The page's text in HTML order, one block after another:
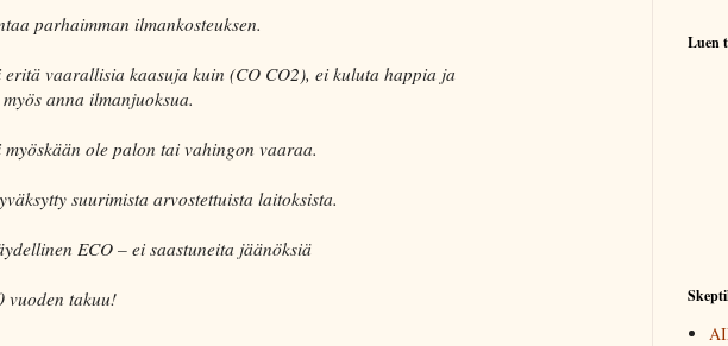
parhaimman ilmankosteuksen.
eritä vaarallisia kaasuja kuin (CO CO2), ei kuluta happia ja
anna ilmanjuoksua.
myöskään ole palon tai vahingon vaaraa.
suurimista arvostettuista laitoksista.
ECO – ei saastuneita jäänöksiä
vuoden takuu!
Luen